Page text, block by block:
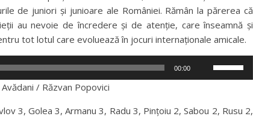
de juniori și junioare ale României. Rămân la părerea că
au nevoie de încredere și de atenție, care înseamnă și
tot lotul care evoluează în jocuri internaționale amicale.
00:00
tastele
sus/jos
/ Răzvan Popovici
3, Golea 3, Armanu 3, Radu 3, Pințoiu 2, Sabou 2, Rusu 2,